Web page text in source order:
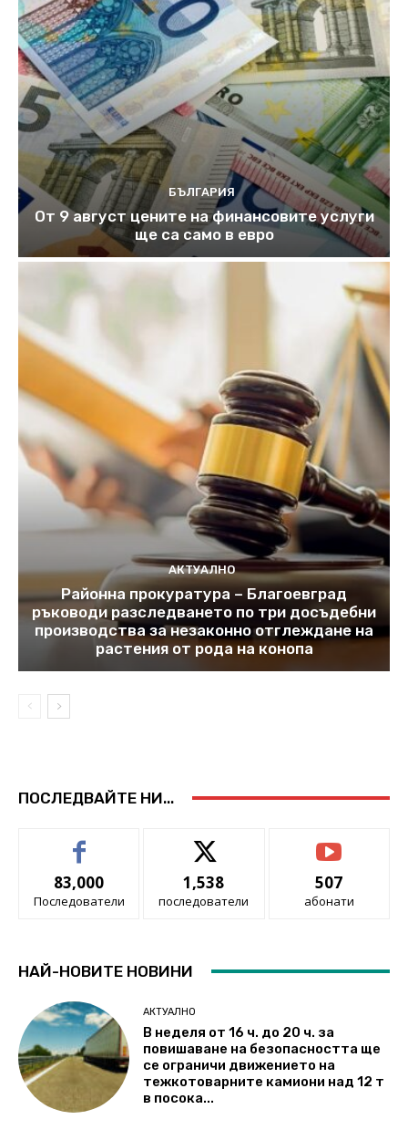
БЪЛГАРИЯ
От 9 август цените на финансовите услуги
ще са само в евро
АКТУАЛНО
Районна прокуратура – Благоевград
ръководи разследването по три досъдебни
производства за незаконно отглеждане на
растения от рода на конопа
ПОСЛЕДВАЙТЕ НИ...
83,000
Последователи
1,538
последователи
507
абонати
НАЙ-НОВИТЕ НОВИНИ
АКТУАЛНО
В неделя от 16 ч. до 20 ч. за
повишаване на безопасността ще
се ограничи движението на
тежкотоварните камиони над 12 т
в посока...